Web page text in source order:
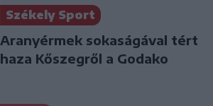
Székely Sport
Aranyérmek sokaságával tért
haza Kőszegről a Godako